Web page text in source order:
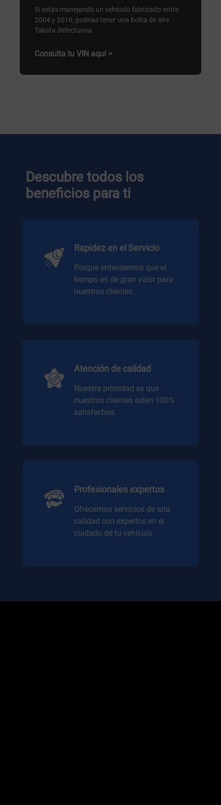
Si estás manejando un vehículo fabricado entre
2004 y 2016, podrías tener una bolsa de aire
Takata defectuosa.
Consulta tu VIN aquí >
Descubre todos los
beneficios para ti
Rapidez en el Servicio
Porque entendemos que el
tiempo es de gran valor para
nuestros clientes.
Atención de calidad
Nuestra prioridad es que
nuestros clientes estén 100%
satisfechos.
Profesionales expertos
Ofrecemos servicios de alta
calidad con expertos en el
cuidado de tu vehículo.